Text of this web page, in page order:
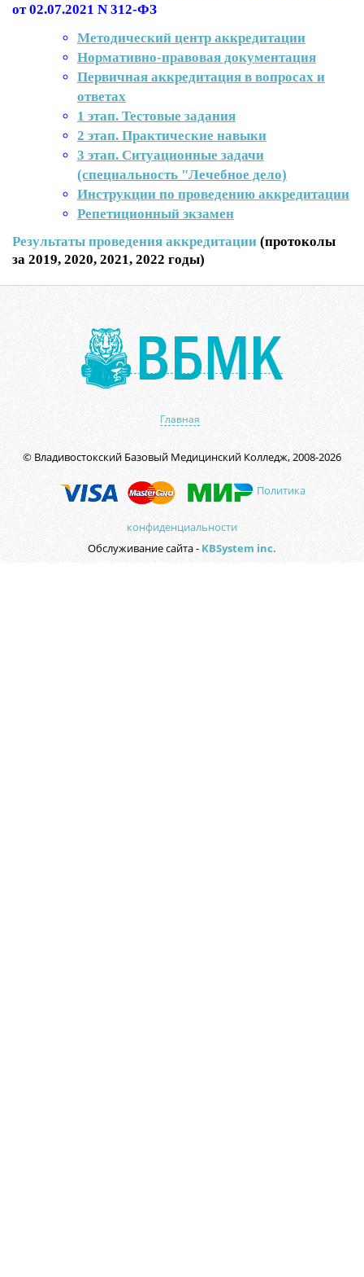
от 02.07.2021 N 312-ФЗ
Методический центр аккредитации
Нормативно-правовая документация
Первичная аккредитация в вопросах и
ответах
1 этап. Тестовые задания
2 этап. Практические навыки
3 этап. Ситуационные задачи
(специальность "Лечебное дело)
Инструкции по проведению аккредитации
Репетиционный экзамен
Результаты проведения аккредитации (протоколы
за 2019, 2020, 2021, 2022 годы)
Главная
© Владивостокский Базовый Медицинский Колледж, 2008-2026
Политика
конфиденциальности
Обслуживание сайта - KBSystem inc.